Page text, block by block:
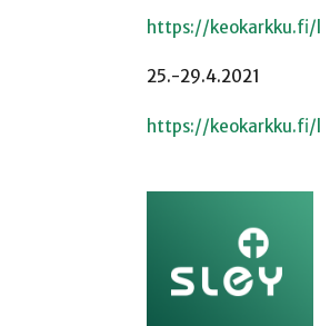
https://
25.-29.4.2021
https://